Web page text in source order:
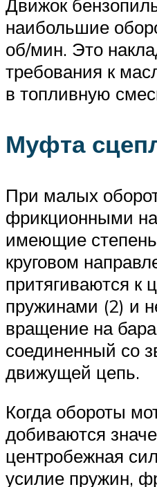
Движок
наибольшие
об/мин. Это
требования к
в топливную
Муфта
При малых
фрикционными
имеющие
круговом
притягиваются к
пружинами (2) и
вращение на
соединенный со
движущей цепь.
Когда обороты
добиваются
центробежная
усилие пружин,